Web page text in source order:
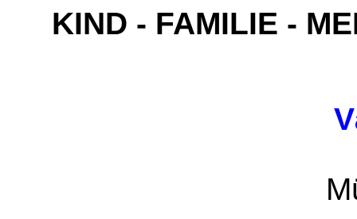
KIND - FAMILIE -